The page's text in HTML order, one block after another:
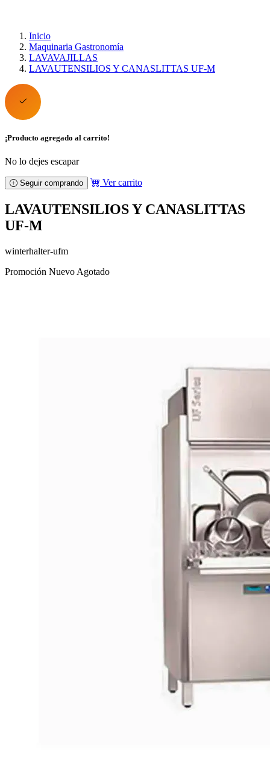
Inicio
Maquinaria Gastronomía
LAVAVAJILLAS
LAVAUTENSILIOS Y CANASLITTAS UF-M
¡Producto agregado al carrito!
No lo dejes escapar
Seguir comprando Ver carrito
LAVAUTENSILIOS Y CANASLITTAS
UF-M
winterhalter-ufm
Promoción Nuevo Agotado